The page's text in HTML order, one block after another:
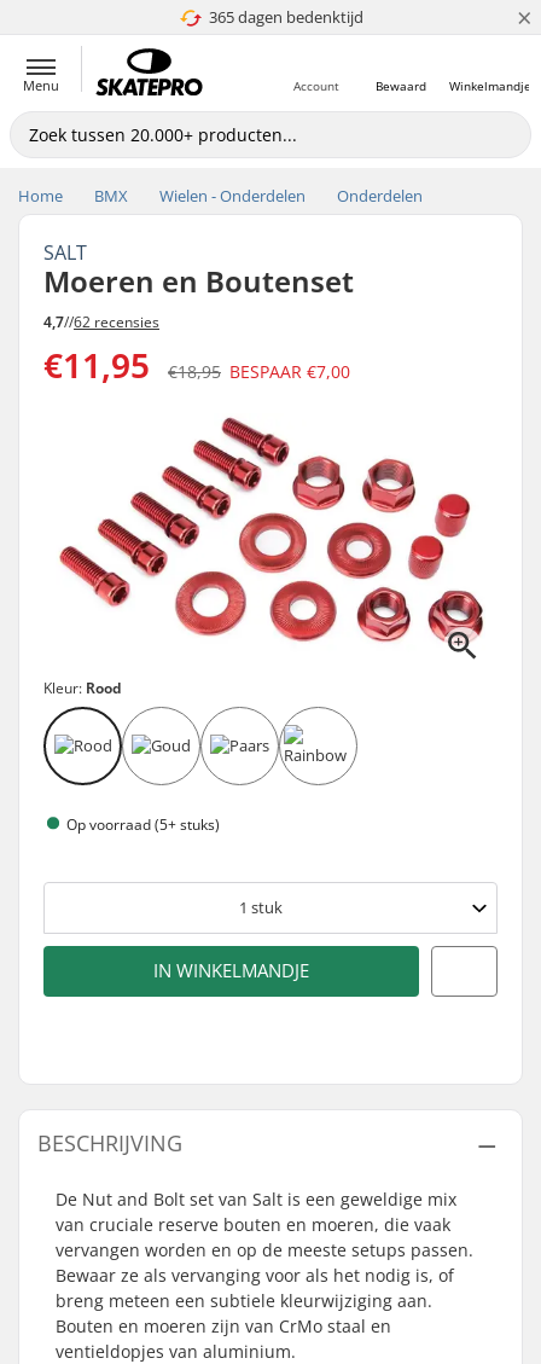
365 dagen bedenktijd
4.8 van 5 ×
Menu Winkelmandje
Bewaard
Account
Home BMX Wielen - Onderdelen Onderdelen
SALT
Moeren en Boutenset
4,7//62 recensies
€11,95 €18,95 BESPAAR €7,00
Kleur: Rood
Op voorraad (5+ stuks)
1 stuk
IN WINKELMANDJE
BESCHRIJVING
De Nut and Bolt set van Salt is een geweldige mix
van cruciale reserve bouten en moeren, die vaak
vervangen worden en op de meeste setups passen.
Bewaar ze als vervanging voor als het nodig is, of
breng meteen een subtiele kleurwijziging aan.
Bouten en moeren zijn van CrMo staal en
ventieldopjes van aluminium.